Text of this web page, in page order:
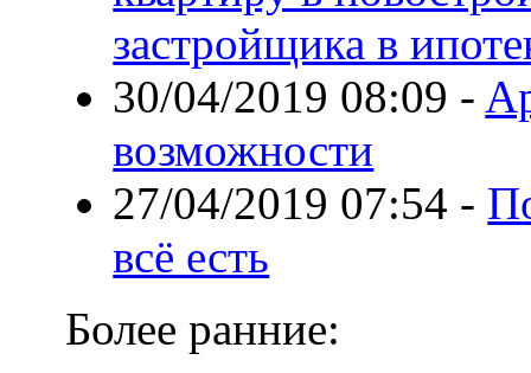
застройщика в
30/04/2019 08:09 -
возможности
27/04/2019 07:54 -
всё есть
Более ранние: